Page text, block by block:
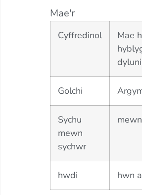
Mae'r
Cyffredinol
Mae
Golchi
Sychu
mewn
sychwr
hwdi hwn